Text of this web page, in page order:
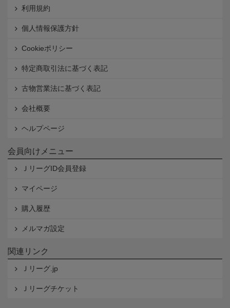
利用規約
個人情報保護方針
Cookieポリシー
特定商取引法に基づく表記
古物営業法に基づく表記
会社概要
ヘルプページ
会員向けメニュー
ＪリーグID会員登録
マイページ
購入履歴
メルマガ設定
関連リンク
Ｊリーグ.jp
Ｊリーグチケット